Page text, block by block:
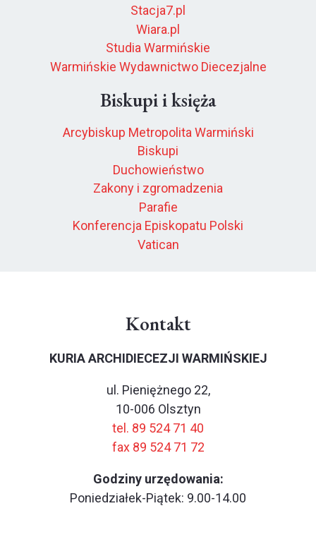
Stacja7.pl
Wiara.pl
Studia Warmińskie
Warmińskie Wydawnictwo Diecezjalne
Biskupi i księża
Arcybiskup Metropolita Warmiński
Biskupi
Duchowieństwo
Zakony i zgromadzenia
Parafie
Konferencja Episkopatu Polski
Vatican
Kontakt
KURIA ARCHIDIECEZJI WARMIŃSKIEJ
ul. Pieniężnego 22,
10-006 Olsztyn
tel. 89 524 71 40
fax 89 524 71 72
Godziny urzędowania:
Poniedziałek-Piątek: 9.00-14.00